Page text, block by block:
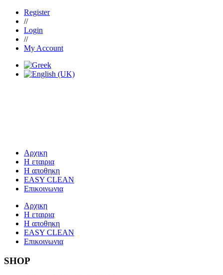
Register
//
Login
//
My Account
Αρχικη
Η εταιρια
Η αποθηκη
EASY CLEAN
Επικοινωνια
Αρχικη
Η εταιρια
Η αποθηκη
EASY CLEAN
Επικοινωνια
SHOP